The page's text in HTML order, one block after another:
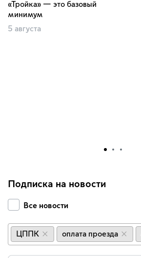
«Тройка» — это базовый
минимум
5 августа
Подписка на новости
Все новости
ЦППК оплата проезда